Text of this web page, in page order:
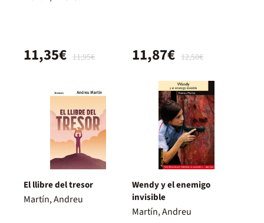
11,95€
11,35€ 12,50€
11,87€
El llibre del tresor
Martín, Andreu
Wendy y el enemigo
invisible
Martín, Andreu